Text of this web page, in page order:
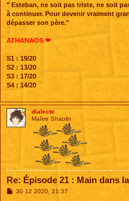
" Esteban, ne soit pas triste, ne soit
à continuer. Pour devenir vraiment
dépasser son père."
ATHANAOS ❤
S1 : 19/20
S2 : 13/20
S3 : 17/20
S4 : 14/20
dialecte
Maître Shaolin
Re: Épisode 21 : Main dans
M30 12 2020, 21:37